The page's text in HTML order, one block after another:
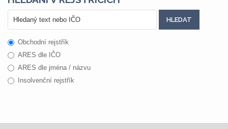
Obchodní rejstřík
ARES dle IČO
ARES dle jména / názvu
Insolvenční rejstřík